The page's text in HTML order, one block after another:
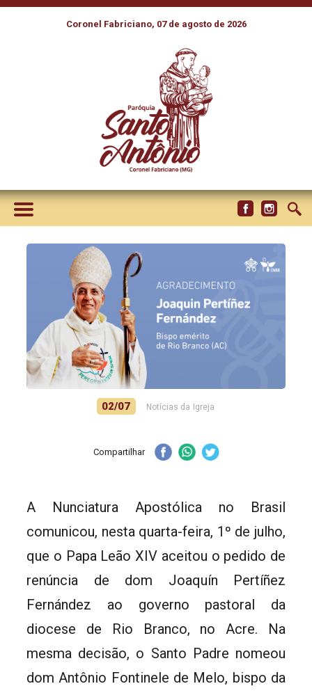
Coronel Fabriciano, 07 de agosto de 2026
PAPA LEÃO XIV ACEITA
PEDIDO DE RENÚNCIA DE
DOM JOAQUÍN PERTÍÑEZ
FERNÁNDEZ À DIOCESE DE
RIO BRANCO (AC)
02/07 Notícias da Igreja
Compartilhar
A Nunciatura Apostólica no Brasil
comunicou, nesta quarta-feira, 1º de julho,
que o Papa Leão XIV aceitou o pedido de
renúncia de dom Joaquín Pertíñez
Fernández ao governo pastoral da
diocese de Rio Branco, no Acre. Na
mesma decisão, o Santo Padre nomeou
dom Antônio Fontinele de Melo, bispo da